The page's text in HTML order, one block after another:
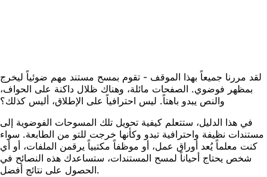
لقد مررنا جميعاً بهذا الموقف - تقوم بمسح مستند مهم ضوئياً ليخرج
بمظهر فوضوي. الصفحات مائلة، وهناك ظلال داكنة على الحواف،
والنص يبدو باهتاً. ليس احترافياً على الإطلاق، أليس كذلك؟
في هذا الدليل، ستتعلم كيفية تحويل تلك المسوحات الفوضوية إلى
مستندات نظيفة واحترافية تبدو وكأنها خرجت للتو من الطابعة. سواء
كنت معلماً يُعد أوراق عمل، أو موظفاً مكتبياً يرقمن الملفات، أو أي
شخص يحتاج أحياناً لمسح المستندات، ستساعدك هذه النصائح في
الحصول على نتائج أفضل.